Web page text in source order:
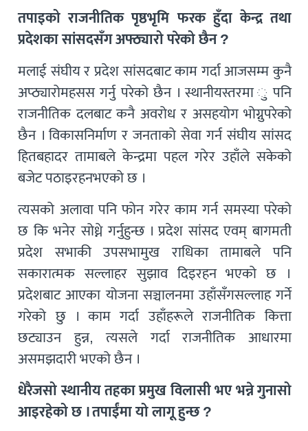
तपाइको राजनीतिक पृष्ठभृमि फरक हुँदा केन्द्र तथा
प्रदेशका सांसदसँग अफ्ठ्यारो परेको छैन ?
मलाई संघीय र प्रदेश सांसदबाट काम गर्दा आजसम्म कुनै
अप्ठ्यारोमहसस गर्नु परेको छैन । स्थानीयस्तरमा ु पनि
राजनीतिक दलबाट कनै अवरोध र असहयोग भोग्नुपरेको
छैन । विकासनिर्माण र जनताको सेवा गर्न संघीय सांसद
हितबहादर तामाबले केन्द्रमा पहल गरेर उहाँले सकेको
बजेट पठाइरहनभएको छ ।
त्यसको अलावा पनि फोन गरेर काम गर्न समस्या परेको
छ कि भनेर सोध्ने गर्नुहुन्छ । प्रदेश सांसद एवम् बागमती
प्रदेश सभाकी उपसभामुख राधिका तामाबले पनि
सकारात्मक सल्लाहर सुझाव दिइरहन भएको छ ।
प्रदेशबाट आएका योजना सञ्चालनमा उहाँसँगसल्लाह गर्ने
गरेको छु । काम गर्दा उहाँहरूले राजनीतिक कित्ता
छट्याउन हुन्न, त्यसले गर्दा राजनीतिक आधारमा
असमझदारी भएको छैन ।
धेरैजसो स्थानीय तहका प्रमुख विलासी भए भन्ने गुनासो
आइरहेको छ । तपाईंमा यो लागू हुन्छ ?